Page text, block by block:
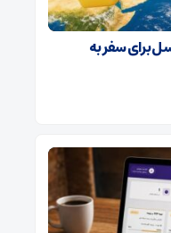
برای سفر به